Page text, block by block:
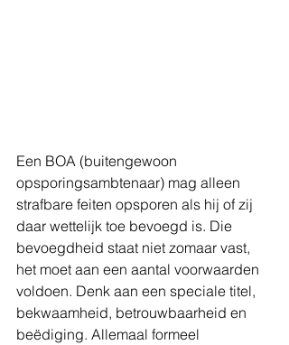
Een BOA (buitengewoon
opsporingsambtenaar) mag alleen
strafbare feiten opsporen als hij of zij
daar wettelijk toe bevoegd is. Die
bevoegdheid staat niet zomaar vast,
het moet aan een aantal voorwaarden
voldoen. Denk aan een speciale titel,
bekwaamheid, betrouwbaarheid en
beëdiging. Allemaal formeel